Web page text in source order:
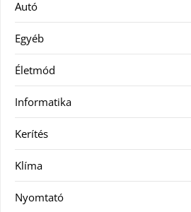
Autó
Egyéb
Életmód
Informatika
Kerítés
Klíma
Nyomtató